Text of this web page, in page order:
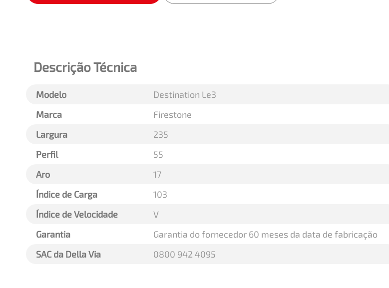
Descrição Técnica
Modelo
Destination Le3
Marca
Firestone
Largura
235
Perfil
55
Aro
17
Índice de Carga
103
Índice de Velocidade
V
Garantia
Garantia do fornecedor 60 meses da data de fabricação
SAC da Della Via
0800 942 4095